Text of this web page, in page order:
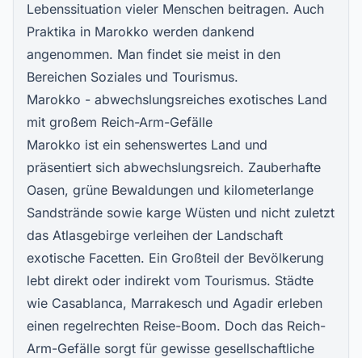
Lebenssituation vieler Menschen beitragen. Auch
Praktika in Marokko werden dankend
angenommen. Man findet sie meist in den
Bereichen Soziales und Tourismus.
Marokko - abwechslungsreiches exotisches Land
mit großem Reich-Arm-Gefälle
Marokko ist ein sehenswertes Land und
präsentiert sich abwechslungsreich. Zauberhafte
Oasen, grüne Bewaldungen und kilometerlange
Sandstrände sowie karge Wüsten und nicht zuletzt
das Atlasgebirge verleihen der Landschaft
exotische Facetten. Ein Großteil der Bevölkerung
lebt direkt oder indirekt vom Tourismus. Städte
wie Casablanca, Marrakesch und Agadir erleben
einen regelrechten Reise-Boom. Doch das Reich-
Arm-Gefälle sorgt für gewisse gesellschaftliche